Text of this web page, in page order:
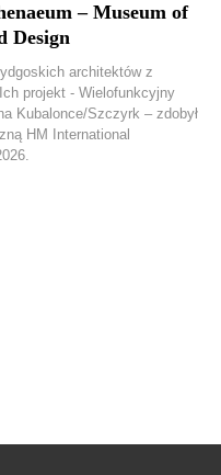
– Museum of
Design
architektów z
projekt - Wielofunkcyjny
Kubalonce/Szczyrk – zdobył
HM International